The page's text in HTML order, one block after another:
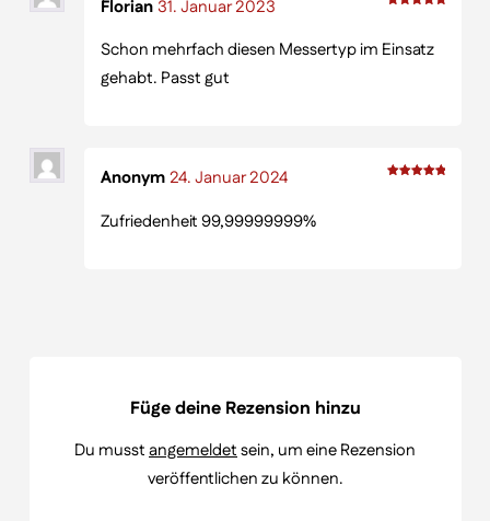
mit5
Florian 31. Januar 2023
Schon mehrfach diesen Messertyp im Einsatz
gehabt. Passt gut
Anonym24. Januar 2024
Zufriedenheit 99,99999999%
Füge deine Rezension hinzu
Du musstangemeldetsein, um eine Rezension
veröffentlichen zu können.